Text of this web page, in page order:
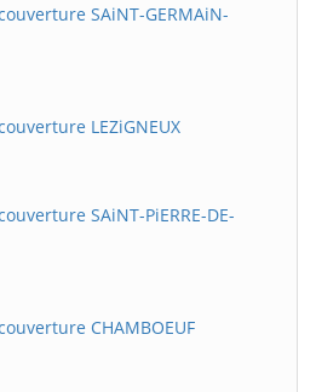
SAiNT-GERMAiN-
LEZiGNEUX
SAiNT-PiERRE-DE-
CHAMBOEUF